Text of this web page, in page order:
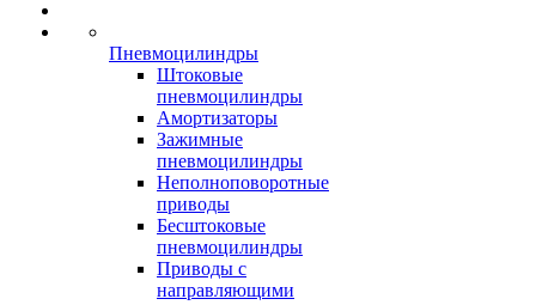
Пневмоцилиндры
Штоковые
пневмоцилиндры
Амортизаторы
Зажимные
пневмоцилиндры
Неполноповоротные
приводы
Бесштоковые
пневмоцилиндры
Приводы с
направляющими